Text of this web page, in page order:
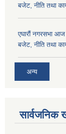
बजेट, नीति तथा
एघारौं नगरसभा
बजेट, नीति तथा
अन्य
सार्वजनिक